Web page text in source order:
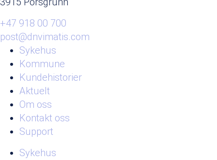
+47 918 00 700
post@dnvimatis.com
Sykehus
Kommune
Kundehistorier
Aktuelt
Om oss
Kontakt oss
Support
Sykehus